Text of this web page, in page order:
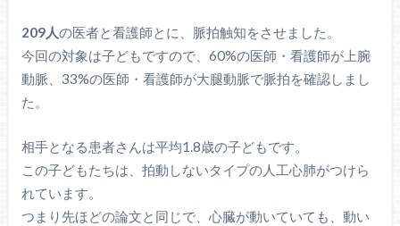
209人の医者と看護師とに、脈拍触知をさせました。
今回の対象は子どもですので、60%の医師・看護師が上腕
動脈、33%の医師・看護師が大腿動脈で脈拍を確認しまし
た。
相手となる患者さんは平均1.8歳の子どもです。
この子どもたちは、拍動しないタイプの人工心肺がつけら
れています。
つまり先ほどの論文と同じで、心臓が動いていても、動い